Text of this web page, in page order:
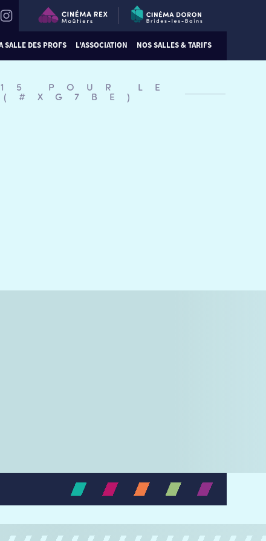
SALLE DES PROFS L’ASSOCIATION NOS SALLES & TARIFS
POUR LE